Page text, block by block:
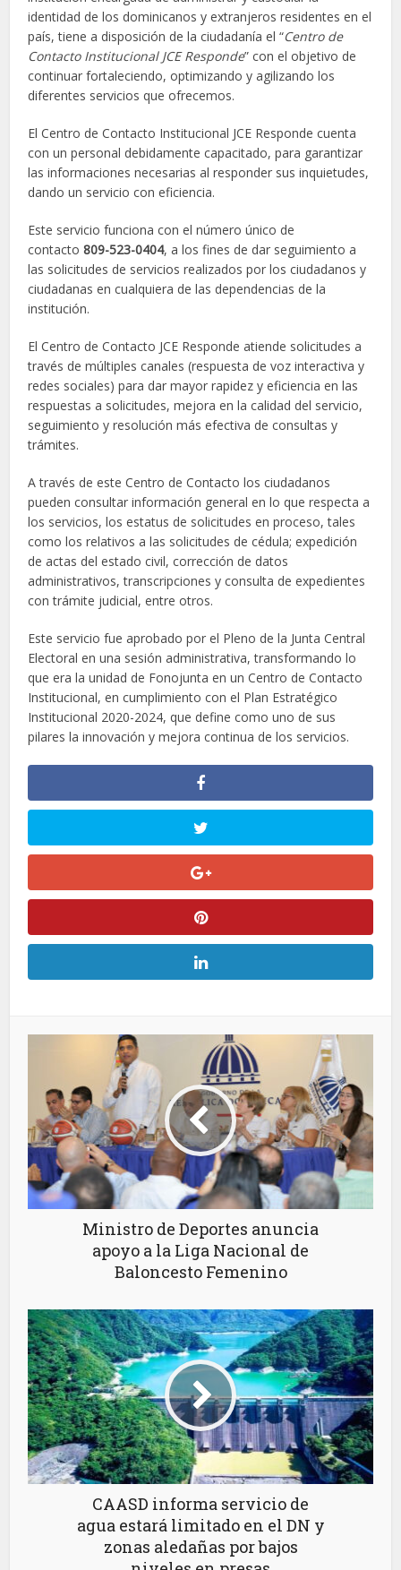
identidad de los dominicanos y extranjeros residentes en el
país, tiene a disposición de la ciudadanía el “Centro de
Contacto Institucional JCE Responde” con el objetivo de
continuar fortaleciendo, optimizando y agilizando los
diferentes servicios que ofrecemos.
El Centro de Contacto Institucional JCE Responde cuenta
con un personal debidamente capacitado, para garantizar
las informaciones necesarias al responder sus inquietudes,
dando un servicio con eficiencia.
Este servicio funciona con el número único de
contacto 809-523-0404, a los fines de dar seguimiento a
las solicitudes de servicios realizados por los ciudadanos y
ciudadanas en cualquiera de las dependencias de la
institución.
El Centro de Contacto JCE Responde atiende solicitudes a
través de múltiples canales (respuesta de voz interactiva y
redes sociales) para dar mayor rapidez y eficiencia en las
respuestas a solicitudes, mejora en la calidad del servicio,
seguimiento y resolución más efectiva de consultas y
trámites.
A través de este Centro de Contacto los ciudadanos
pueden consultar información general en lo que respecta a
los servicios, los estatus de solicitudes en proceso, tales
como los relativos a las solicitudes de cédula; expedición
de actas del estado civil, corrección de datos
administrativos, transcripciones y consulta de expedientes
con trámite judicial, entre otros.
Este servicio fue aprobado por el Pleno de la Junta Central
Electoral en una sesión administrativa, transformando lo
que era la unidad de Fonojunta en un Centro de Contacto
Institucional, en cumplimiento con el Plan Estratégico
Institucional 2020-2024, que define como uno de sus
pilares la innovación y mejora continua de los servicios.
Ministro de Deportes anuncia
apoyo a la Liga Nacional de
Baloncesto Femenino
CAASD informa servicio de
agua estará limitado en el DN y
zonas aledañas por bajos